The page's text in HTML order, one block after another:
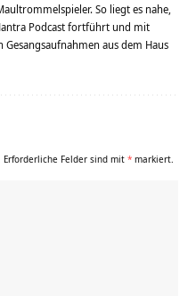
So liegt es nahe,
Podcast fortführt und mit
aus dem Haus
Erforderliche Felder sind mit * markiert.